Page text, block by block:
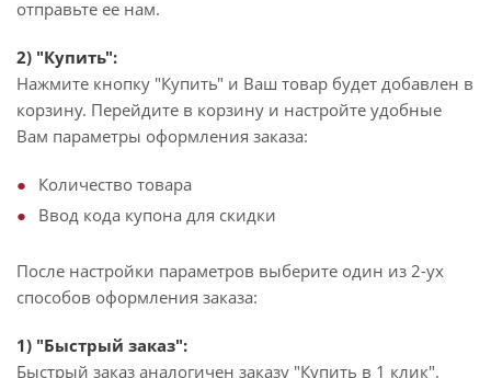
отправьте ее нам.
2) "Купить":
Нажмите кнопку "Купить" и Ваш товар будет добавлен в
корзину. Перейдите в корзину и настройте удобные
Вам параметры оформления заказа:
Количество товара
Ввод кода купона для скидки
После настройки параметров выберите один из 2-ух
способов оформления заказа:
1) "Быстрый заказ":
Быстрый заказ аналогичен заказу "Купить в 1 клик".